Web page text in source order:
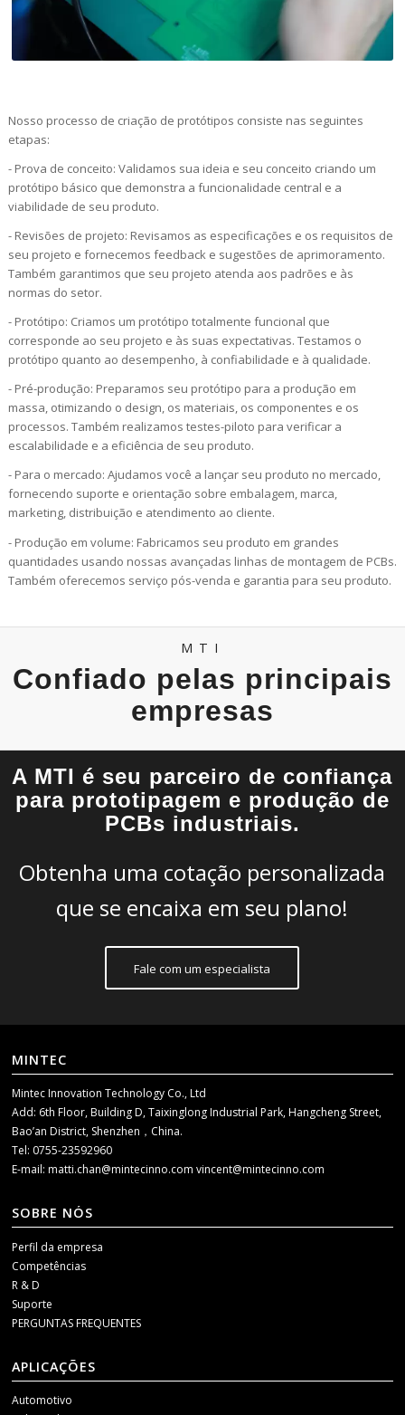
Nosso processo de criação de protótipos consiste nas seguintes
etapas:
- Prova de conceito: Validamos sua ideia e seu conceito criando um
protótipo básico que demonstra a funcionalidade central e a
viabilidade de seu produto.
- Revisões de projeto: Revisamos as especificações e os requisitos de
seu projeto e fornecemos feedback e sugestões de aprimoramento.
Também garantimos que seu projeto atenda aos padrões e às
normas do setor.
- Protótipo: Criamos um protótipo totalmente funcional que
corresponde ao seu projeto e às suas expectativas. Testamos o
protótipo quanto ao desempenho, à confiabilidade e à qualidade.
- Pré-produção: Preparamos seu protótipo para a produção em
massa, otimizando o design, os materiais, os componentes e os
processos. Também realizamos testes-piloto para verificar a
escalabilidade e a eficiência de seu produto.
- Para o mercado: Ajudamos você a lançar seu produto no mercado,
fornecendo suporte e orientação sobre embalagem, marca,
marketing, distribuição e atendimento ao cliente.
- Produção em volume: Fabricamos seu produto em grandes
quantidades usando nossas avançadas linhas de montagem de PCBs.
Também oferecemos serviço pós-venda e garantia para seu produto.
MTI
Confiado pelas principais
empresas
A MTI é seu parceiro de confiança
para prototipagem e produção de
PCBs industriais.
Obtenha uma cotação personalizada
que se encaixa em seu plano!
Fale com um especialista
MINTEC
Mintec Innovation Technology Co., Ltd
Add: 6th Floor, Building D, Taixinglong Industrial Park, Hangcheng Street,
Bao’an District, Shenzhen，China.
Tel: 0755-23592960
E-mail:matti.chan@mintecinno.comvincent@mintecinno.com
SOBRE NÓS
Perfil da empresa
Competências
R & D
Suporte
PERGUNTAS FREQUENTES
APLICAÇÕES
Automotivo